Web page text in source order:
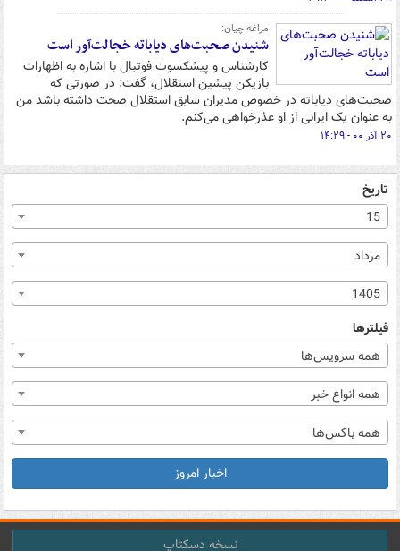
مراغه چیان:
شنیدن صحبت‌های دیاباته خجالت‌آور است
کارشناس و پیشکسوت فوتبال با اشاره به اظهارات
بازیکن پیشین استقلال، گفت: در صورتی که
صحبت‌های دیاباته در خصوص مدیران سابق استقلال صحت داشته باشد من
به عنوان یک ایرانی از او عذرخواهی می‌کنم.
۲۰ آذر ۰۰ - ۱۴:۲۹
تاریخ
15
مرداد
1405
فیلترها
همه سرویس‌ها
همه انواع خبر
همه باکس‌ها
اخبار امروز
نسخه دسکتاپ